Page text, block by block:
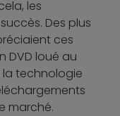
les
Des plus
ces
DVD loué au
la technologie
marché.